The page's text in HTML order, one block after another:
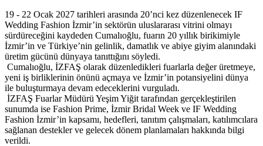
19 - 22 Ocak 2027 tarihleri arasında 20’nci kez düzenlenecek IF
Wedding Fashion İzmir’in sektörün uluslararası vitrini olmayı
sürdüreceğini kaydeden Cumalıoğlu, fuarın 20 yıllık birikimiyle
İzmir’in ve Türkiye’nin gelinlik, damatlık ve abiye giyim alanındaki
üretim gücünü dünyaya tanıttığını söyledi.
Cumalıoğlu, İZFAŞ olarak düzenledikleri fuarlarla değer üretmeye,
yeni iş birliklerinin önünü açmaya ve İzmir’in potansiyelini dünya
ile buluşturmaya devam edeceklerini vurguladı.
İZFAŞ Fuarlar Müdürü Yeşim Yiğit tarafından gerçekleştirilen
sunumda ise Fashion Prime, İzmir Bridal Week ve IF Wedding
Fashion İzmir’in kapsamı, hedefleri, tanıtım çalışmaları, katılımcılara
sağlanan destekler ve gelecek dönem planlamaları hakkında bilgi
verildi.